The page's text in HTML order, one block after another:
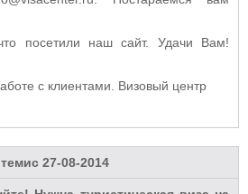
посетили наш сайт. Удачи Вам!
с клиентами. Визовый центр
27-08-2014